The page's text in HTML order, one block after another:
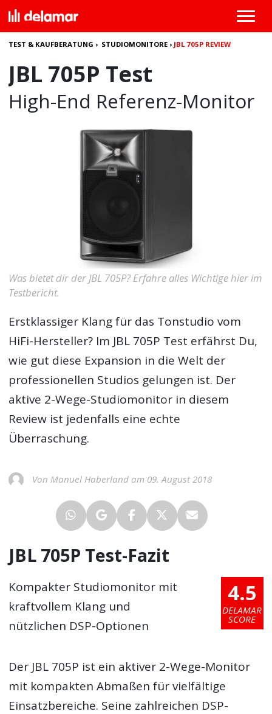
TEST & KAUFBERATUNG › STUDIOMONITORE › JBL 705P REVIEW
JBL 705P Test
High-End Referenz-Monitor
Was bietet dir der JBL 705P? Erfahre alles Wichtige hier im
Testbericht.
Erstklassiger Klang für das Tonstudio vom
HiFi-Hersteller? Im JBL 705P Test erfährst Du,
wie gut diese Expansion in die Welt der
professionellen Studios gelungen ist. Der
aktive 2-Wege-Studiomonitor in diesem
Review ist jedenfalls eine echte
Überraschung.
Von Manuel Haberland am 09. August 2018
JBL 705P Test-Fazit
4.5
DELAMAR
SCORE
Kompakter Studiomonitor mit
kraftvollem Klang und
nützlichen DSP-Optionen
Der JBL 705P ist ein aktiver 2-Wege-Monitor
mit kompakten Abmaßen für vielfältige
Einsatzbereiche. Seine zahlreichen DSP-